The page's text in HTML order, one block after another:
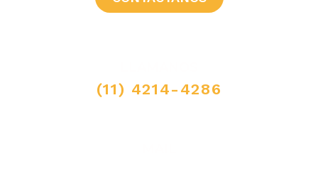
(11) 4214-4286